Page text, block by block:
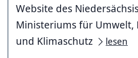
Website des
Ministeriums für Umwelt,
und Klimaschutz
lesen